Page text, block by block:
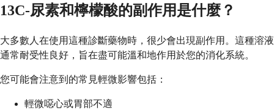
13C-尿素和檸檬酸的副作用是什麼？
大多數人在使用這種診斷藥物時，很少會出現副作用。這種溶液
通常耐受性良好，旨在盡可能溫和地作用於您的消化系統。
您可能會注意到的常見輕微影響包括：
輕微噁心或胃部不適